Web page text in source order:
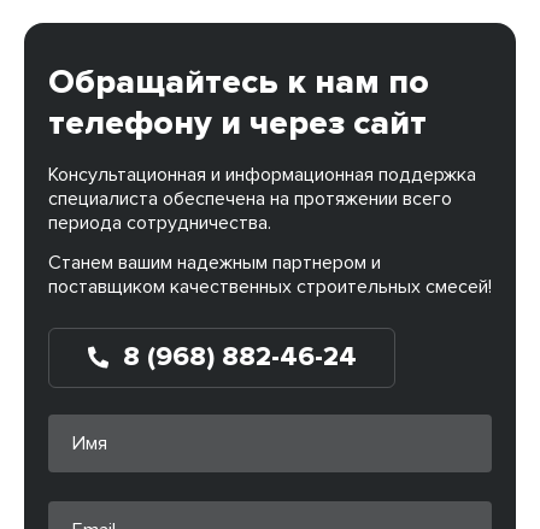
Обращайтесь к нам по
телефону и через сайт
Консультационная и информационная поддержка
специалиста обеспечена на протяжении всего
периода сотрудничества.
Станем вашим надежным партнером и
поставщиком качественных строительных смесей!
8 (968) 882-46-24